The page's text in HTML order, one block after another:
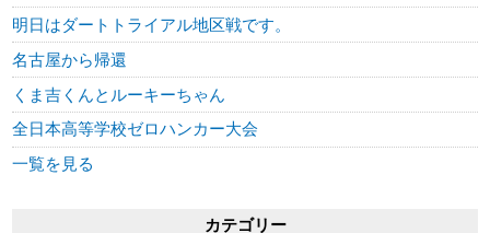
明日はダートトライアル地区戦です。
名古屋から帰還
くま吉くんとルーキーちゃん
全日本高等学校ゼロハンカー大会
一覧を見る
カテゴリー